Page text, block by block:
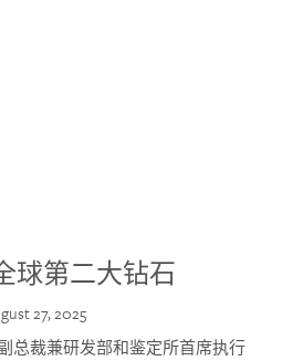
球第二大钻石
27, 2025
总裁兼研发部和鉴定所首席执行